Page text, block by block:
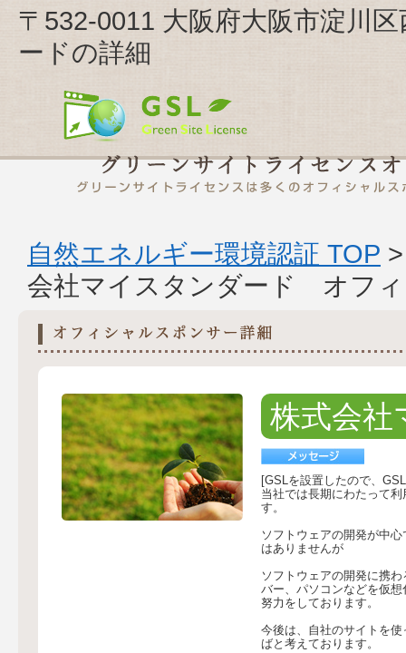
〒532-0011 大阪府大阪市淀川
ードの詳細
自然エネルギー環境認証 TOP
会社マイスタンダード オフ
株式会社
[GSLを設置したので、
当社では長期にわたって
す。
ソフトウェアの開発が中
はありませんが
ソフトウェアの開発に携
バー、パソコンなどを仮
努力をしております。
今後は、自社のサイトを
ばと考えております。